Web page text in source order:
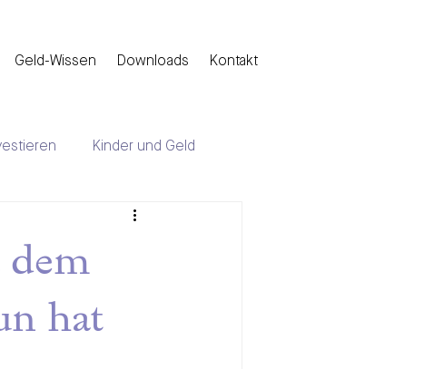
Geld-Wissen Downloads Kontakt
Kinder und Geld
dem
hat